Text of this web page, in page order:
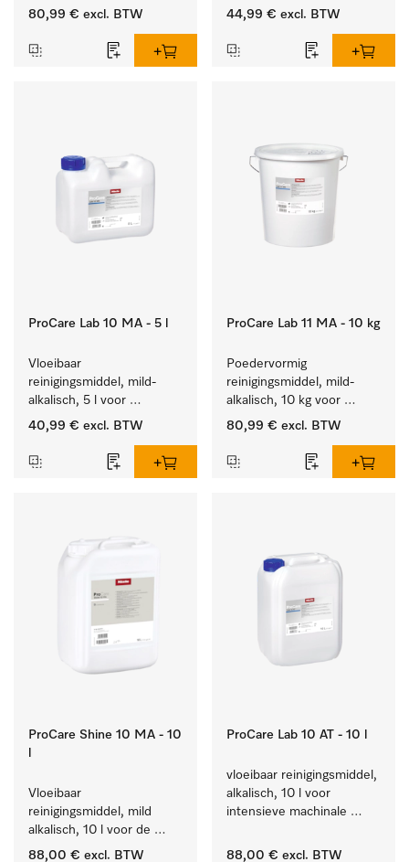
materiaalbesparende,
laboratoriumglasw. en -
80,99 € excl. BTW
reiniging van
gerei.
44,99 € excl. BTW
ProCare Lab 10 MA - 5 l
Vloeibaar
reinigingsmiddel, mild-
alkalisch, 5 l voor
materiaalbesparende,
laboratoriumglasw. en -
40,99 € excl. BTW
ProCare Lab 11 MA - 10 kg
Poedervormig
reinigingsmiddel, mild-
alkalisch, 10 kg voor
materiaalbesparende,
laboratoriumglasw. en -
80,99 € excl. BTW
ProCare Shine 10 MA - 10
Vloeibaar
reinigingsmiddel, mild
alkalisch, 10 l voor de
reiniging van lichte
88,00 € excl. BTW
ProCare Lab 10 AT - 10 l
vloeibaar reinigingsmiddel,
alkalisch, 10 l voor
intensieve machinale
laboratoriumglaswerk en -
88,00 € excl. BTW